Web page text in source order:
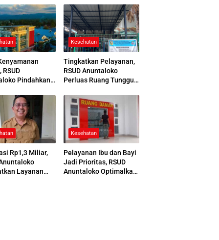
RSUD
Pindahkan
Kesehatan
Tingkatkan Pelayanan,
RSUD Anuntaloko
Perluas Ruang Tunggu
Parkir
Rp1,3 Miliar,
Layanan
Kesehatan
Pelayanan Ibu dan Bayi
Jadi Prioritas, RSUD
Anuntaloko Optimalkan